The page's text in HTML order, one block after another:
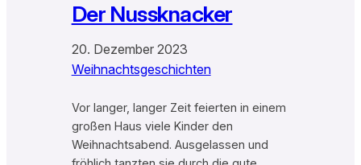
Der Nussknacker
20. Dezember 2023
Weihnachtsgeschichten
Vor langer, langer Zeit feierten in einem
großen Haus viele Kinder den
Weihnachtsabend. Ausgelassen und